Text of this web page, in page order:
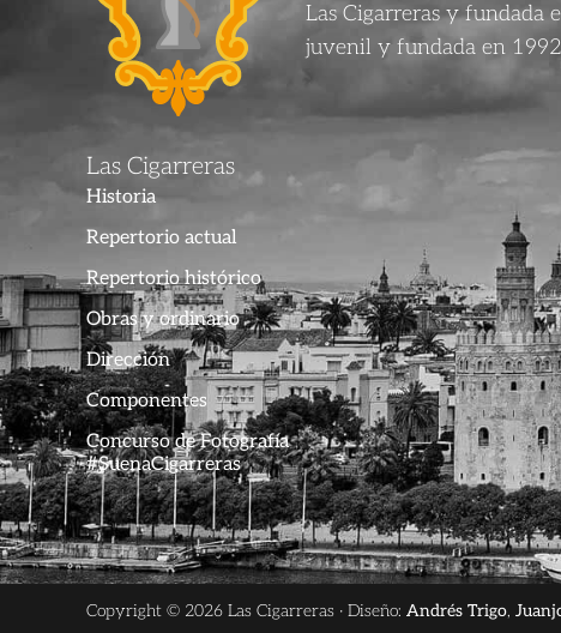
Las Cigarreras y fundada
juvenil y fundada en
Las Cigarreras
Historia
Repertorio actual
Repertorio histórico
Obras y ordinario
Dirección
Componentes
Concurso de Fotografía
#SuenaCigarreras
Copyright © 2026 Las Cigarreras · Diseño: Andrés Trigo,